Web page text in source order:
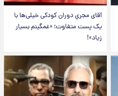
آقای مجریِ دوران کودکی خیلی‌ها با
یک پست متفاوت؛ «غمگینم بسیار
زیاد»!